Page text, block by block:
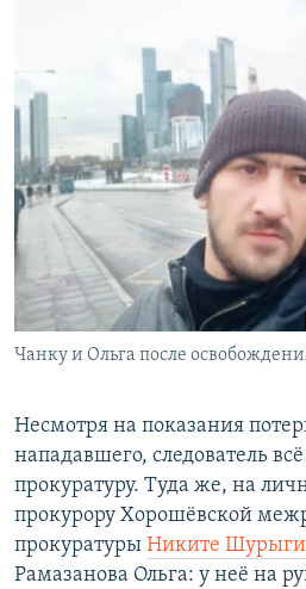
Чанку и Ольга после
Несмотря на показания
нападавшего, следователь
прокуратуру. Туда же, на
прокурору Хорошёвской
прокуратуры Никите
Рамазанова Ольга: у неё на